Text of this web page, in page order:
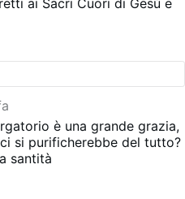
ci fa peccare o ci fa uscire
mortale non ha il
dal peccato mortale non
di più, chi fa un peccato
non ha l'amor di Dio; il
pratico dell'amor di
abbiamo almeno il Timor di
misericordia ed è per
Maria de' Liguori dice che :
la misericordia di Dio che
molti sperano nella
però aver il Timor di Dio
è una grande grazia,
si purificherebbe del tutto?
santità